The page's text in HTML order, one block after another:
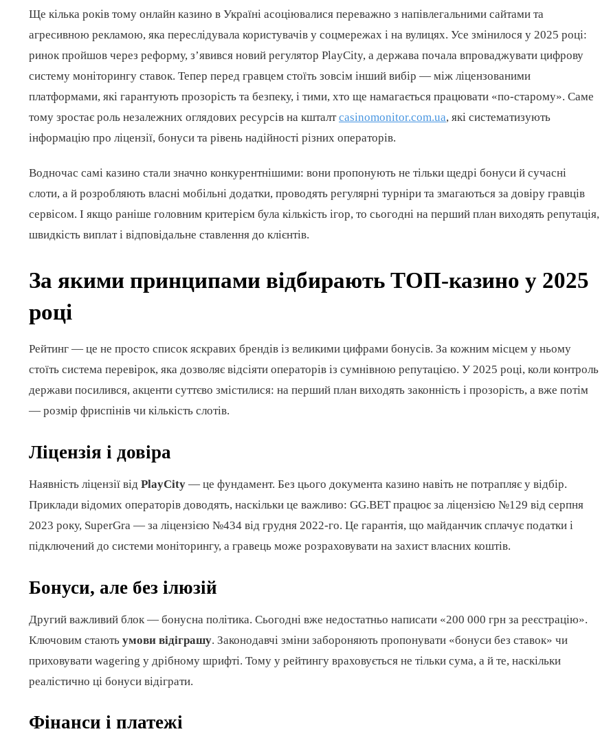
Ще кілька років тому онлайн казино в Україні асоціювалися переважно з напівлегальними сайтами та
агресивною рекламою, яка переслідувала користувачів у соцмережах і на вулицях. Усе змінилося у 2025 році:
ринок пройшов через реформу, з’явився новий регулятор PlayCity, а держава почала впроваджувати цифрову
систему моніторингу ставок. Тепер перед гравцем стоїть зовсім інший вибір — між ліцензованими
платформами, які гарантують прозорість та безпеку, і тими, хто ще намагається працювати «по-старому». Саме
тому зростає роль незалежних оглядових ресурсів на кшталтcasinomonitor.com.ua, які систематизують
інформацію про ліцензії, бонуси та рівень надійності різних операторів.
Водночас самі казино стали значно конкурентнішими: вони пропонують не тільки щедрі бонуси й сучасні
слоти, а й розробляють власні мобільні додатки, проводять регулярні турніри та змагаються за довіру гравців
сервісом. І якщо раніше головним критерієм була кількість ігор, то сьогодні на перший план виходять репутація,
швидкість виплат і відповідальне ставлення до клієнтів.
За якими принципами відбирають ТОП-казино у 2025
році
Рейтинг — це не просто список яскравих брендів із великими цифрами бонусів. За кожним місцем у ньому
стоїть система перевірок, яка дозволяє відсіяти операторів із сумнівною репутацією. У 2025 році, коли контроль
держави посилився, акценти суттєво змістилися: на перший план виходять законність і прозорість, а вже потім
— розмір фриспінів чи кількість слотів.
Ліцензія і довіра
Наявність ліцензії від PlayCity — це фундамент. Без цього документа казино навіть не потрапляє у відбір.
Приклади відомих операторів доводять, наскільки це важливо: GG.BET працює за ліцензією №129 від серпня
2023 року, SuperGra — за ліцензією №434 від грудня 2022-го. Це гарантія, що майданчик сплачує податки і
підключений до системи моніторингу, а гравець може розраховувати на захист власних коштів.
Бонуси, але без ілюзій
Другий важливий блок — бонусна політика. Сьогодні вже недостатньо написати «200 000 грн за реєстрацію».
Ключовим стають умови відіграшу. Законодавчі зміни забороняють пропонувати «бонуси без ставок» чи
приховувати wagering у дрібному шрифті. Тому у рейтингу враховується не тільки сума, а й те, наскільки
реалістично ці бонуси відіграти.
Фінанси і платежі